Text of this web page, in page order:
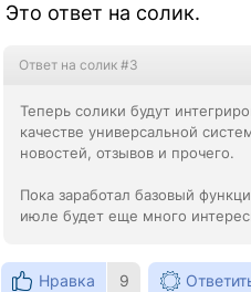
Это ответ на солик.
Ответ на солик #3
Теперь солики будут
качестве универсальной
новостей, отзывов и прочего.
Пока заработал базовый
июле будет еще много
Нравка 9